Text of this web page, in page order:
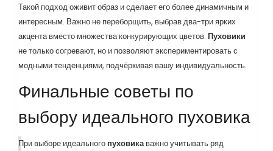
Такой подход оживит образ и сделает его более динамичным и
интересным. Важно не переборщить, выбрав два-три ярких
акцента вместо множества конкурирующих цветов. Пуховики
не только согревают, но и позволяют экспериментировать с
модными тенденциями, подчёркивая вашу индивидуальность.
Финальные советы по
выбору идеального пуховика
При выборе идеального пуховикаважно учитывать ряд